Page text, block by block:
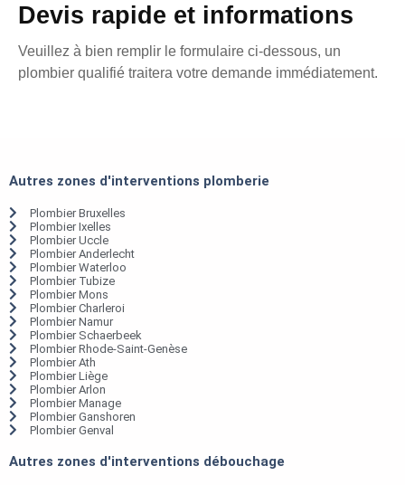
Devis rapide et informations
Veuillez à bien remplir le formulaire ci-dessous, un
plombier qualifié traitera votre demande immédiatement.
Autres zones d'interventions plomberie
Plombier Bruxelles
Plombier Ixelles
Plombier Uccle
Plombier Anderlecht
Plombier Waterloo
Plombier Tubize
Plombier Mons
Plombier Charleroi
Plombier Namur
Plombier Schaerbeek
Plombier Rhode-Saint-Genèse
Plombier Ath
Plombier Liège
Plombier Arlon
Plombier Manage
Plombier Ganshoren
Plombier Genval
Autres zones d'interventions débouchage